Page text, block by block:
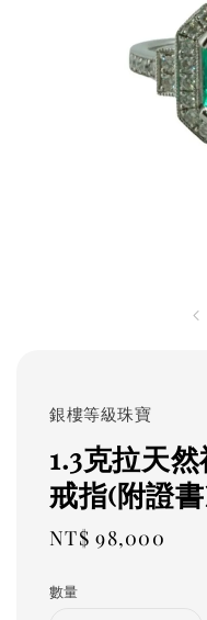
銀樓等級珠寶
1.3克拉天
戒指(附證
Regular
NT$ 98,000
數量